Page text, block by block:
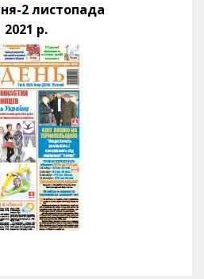
2 листопада
2021 р.